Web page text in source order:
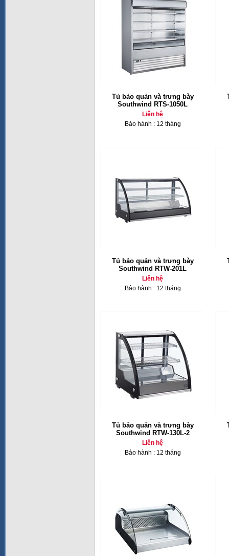
Tủ bảo quản và trưng bày
Southwind RTS-1050L
Liên hệ
Bảo hành : 12 tháng
Tủ bảo quản và trưng bày
Southwind RTW-201L
Liên hệ
Bảo hành : 12 tháng
Tủ bảo quản và trưng bày
Southwind RTW-130L-2
Liên hệ
Bảo hành : 12 tháng